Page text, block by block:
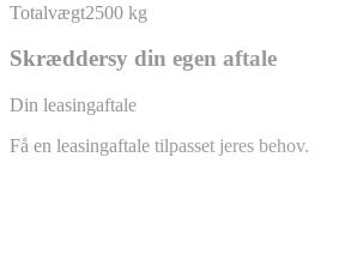
Totalvægt2500 kg
Skræddersy din egen aftale
Din leasingaftale
Få en leasingaftale tilpasset jeres behov.